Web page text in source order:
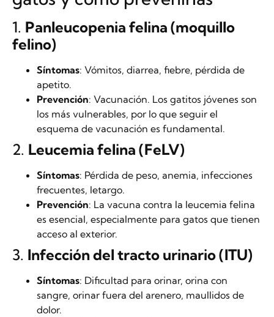
1. Panleucopenia felina (moquillo
felino)
Síntomas: Vómitos, diarrea, fiebre, pérdida de
apetito.
Prevención: Vacunación. Los gatitos jóvenes son
los más vulnerables, por lo que seguir el
esquema de vacunación es fundamental.
2. Leucemia felina (FeLV)
Síntomas: Pérdida de peso, anemia, infecciones
frecuentes, letargo.
Prevención: La vacuna contra la leucemia felina
es esencial, especialmente para gatos que tienen
acceso al exterior.
3. Infección del tracto urinario (ITU)
Síntomas: Dificultad para orinar, orina con
sangre, orinar fuera del arenero, maullidos de
dolor.